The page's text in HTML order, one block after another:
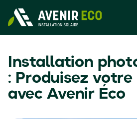
Installation
: Produisez
avec Avenir Éco